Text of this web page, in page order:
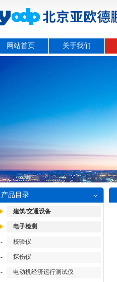
网站首页 关于我们
产品目录
建筑/交通设备
电子检测
- 校验仪
- 探伤仪
- 电动机经济运行测试仪